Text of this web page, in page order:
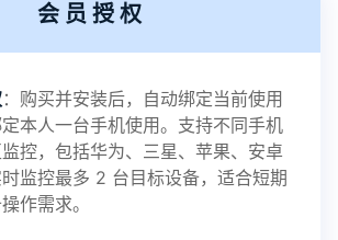
题与所需的更多功能，华鲸手机监
造更优秀的监控APP
会员授权
：购买并安装后，自动绑定当前使用
本人一台手机使用。支持不同手机
控，包括华为、三星、苹果、安卓
监控最多 2 台目标设备，适合短期
作需求。